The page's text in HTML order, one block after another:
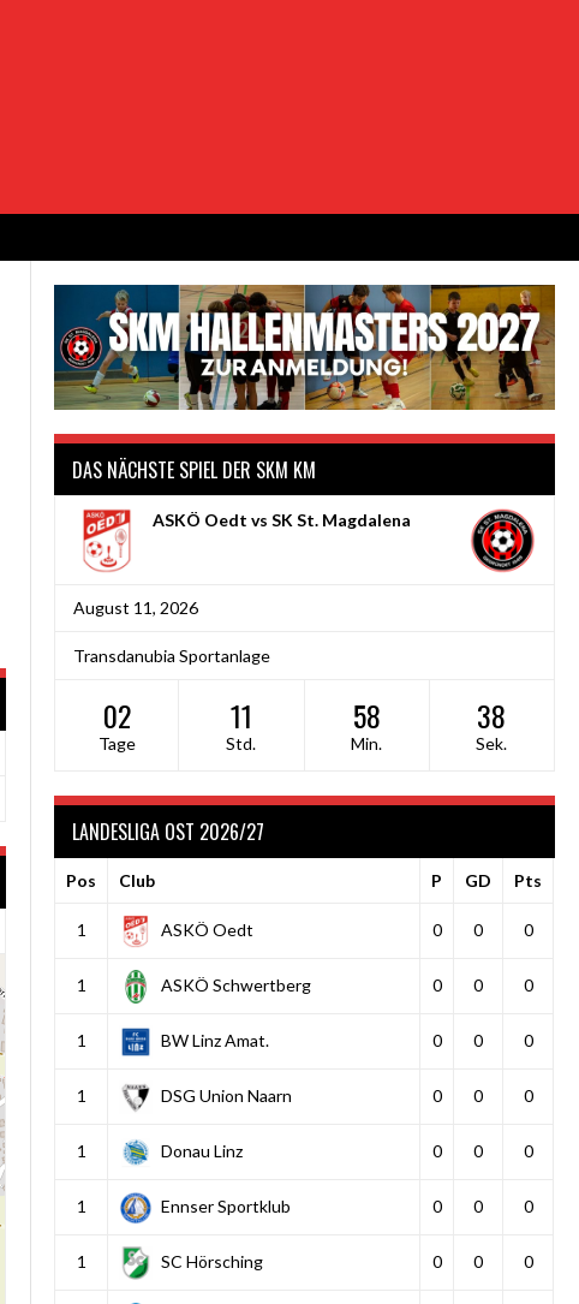
DAS NÄCHSTE SPIEL DER SKM KM
ASKÖ Oedt vs SK St. Magdalena
August 11, 2026
Transdanubia Sportanlage
02
Tage
11
Std.
58
Min.
37
Sek.
LANDESLIGA OST 2026/27
Pos Club P GD Pts
1 ASKÖ Oedt 0 0 0
1 ASKÖ Schwertberg 0 0 0
1 BW Linz Amat. 0 0 0
1 DSG Union Naarn 0 0 0
1 Donau Linz 0 0 0
1 Ennser Sportklub 0 0 0
1 SC Hörsching 0 0 0